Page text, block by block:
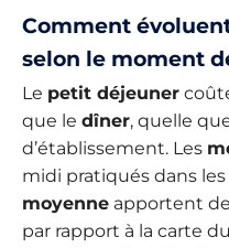
Comment
selon le moment
Le petit déjeuner
que le dîner, quelle
d’établissement. Les
midi pratiqués dans les
moyenne apportent
par rapport à la carte